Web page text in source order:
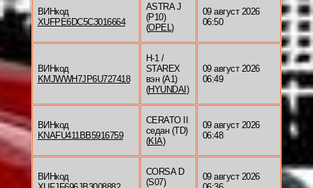
ВИНкод
XUFPE6DC5C3016664
ASTRA J
(P10)
(OPEL )
09 август 2026
06:50
ВИНкод
KMJWWH7JP6U727418
H-1 /
STAREX
вэн (A1)
(HYUNDAI)
09 август 2026
06:49
ВИНкод
KNAFU411BB5916759
CERATO II
седан (TD)
(KIA)
09 август 2026
06:48
ВИНкод
CORSA D
(S07)
09 август 2026